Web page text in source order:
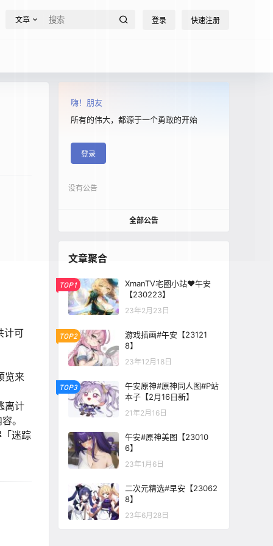
文章 登录 快速注册
计可
览来
离计
。
迷踪
嗨！朋友
所有的伟大，都源于一个勇敢的开始
登录
没有公告
全部公告
文章聚合
TOP1
XmanTV宅圈小站♥午安
【230223】
23年2月23日
TOP2
游戏插画#午安【23121
8】
23年12月18日
TOP3
午安原神#原神同人图#P站
本子【2月16日新】
21年2月16日
午安#原神美图【23010
6】
23年1月6日
二次元精选#早安【23062
8】
23年6月28日